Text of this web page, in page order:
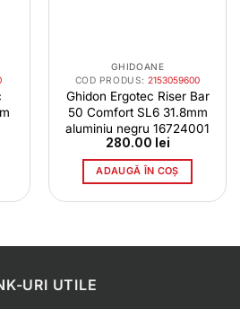
GHIDOANE
COD PRODUS:2153059600
Ghidon Ergotec Riser Bar
50 Comfort SL6 31.8mm
aluminiu negru 16724001
280.00 lei
ADAUGĂ ÎN COȘ
URI UTILE